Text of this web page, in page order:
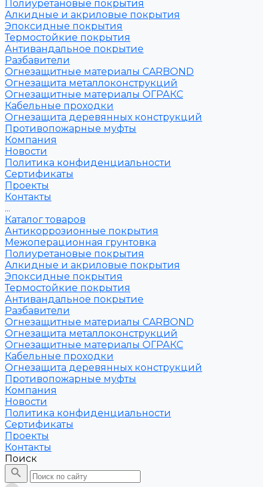
Полиуретановые покрытия
Алкидные и акриловые покрытия
Эпоксидные покрытия
Термостойкие покрытия
Антивандальное покрытие
Разбавители
Огнезащитные материалы CARBOND
Огнезащита металлоконструкций
Огнезащитные материалы ОГРАКС
Кабельные проходки
Огнезащита деревянных конструкций
Противопожарные муфты
Компания
Новости
Политика конфиденциальности
Сертификаты
Проекты
Контакты
...
Каталог товаров
Антикоррозионные покрытия
Межоперационная грунтовка
Полиуретановые покрытия
Алкидные и акриловые покрытия
Эпоксидные покрытия
Термостойкие покрытия
Антивандальное покрытие
Разбавители
Огнезащитные материалы CARBOND
Огнезащита металлоконструкций
Огнезащитные материалы ОГРАКС
Кабельные проходки
Огнезащита деревянных конструкций
Противопожарные муфты
Компания
Новости
Политика конфиденциальности
Сертификаты
Проекты
Контакты
Поиск